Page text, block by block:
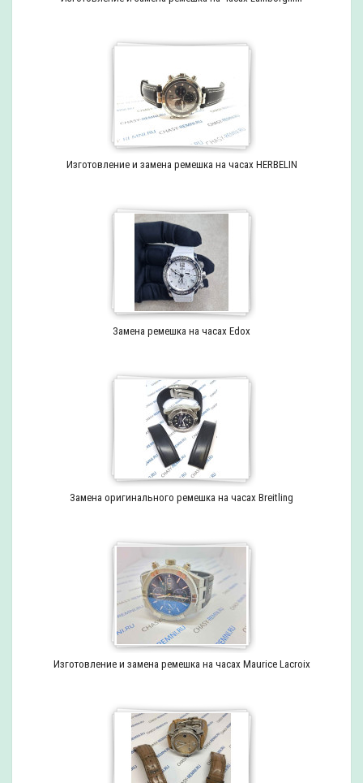
Изготовление и замена ремешка на часах HERBELIN
Замена ремешка на часах Edox
Замена оригинального ремешка на часах Breitling
Изготовление и замена ремешка на часах Maurice Lacroix